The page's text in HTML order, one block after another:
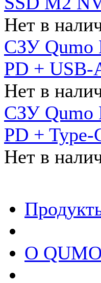
Нет в
СЗУ Qumo
PD + USB-
Нет в
СЗУ Qumo
PD + Type-
Нет в
О QUMO